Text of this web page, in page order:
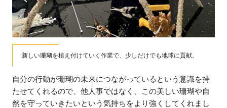
新しい珊瑚を植え付けていく作業で、少しだけでも地球に貢献。
自分の行動が珊瑚の未来につながっているという意識を持
たせてくれるので、他人事ではなく、この美しい珊瑚や自
然を守っていきたいという気持ちをより強くしてくれまし